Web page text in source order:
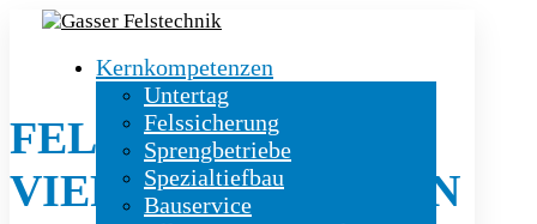
Kernkompetenzen
Untertag
Felssicherung
Sprengbetriebe
Spezialtiefbau
Bauservice
FELSABTRAG AUF
VIER ABSCHNITTEN